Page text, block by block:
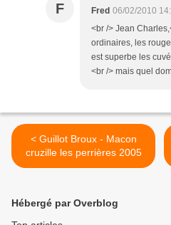
F Fred 06/02/2010
<br /> Jean
ordinaires, les
est superbe les
<br /> mais quel
< Guillot Broux - Macon
cruzille les perrières 2005
Hébergé par Overblog